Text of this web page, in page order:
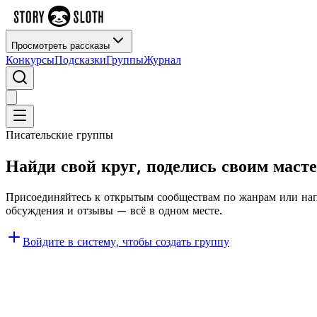
Просмотреть рассказы
КонкурсыПодсказкиГруппыЖурнал
Писательские группы
Найди свой круг, поделись своим
Присоединяйтесь к открытым сообществам по жанрам или
обсуждения и отзывы — всё в одном месте.
Войдите в систему, чтобы создать группу